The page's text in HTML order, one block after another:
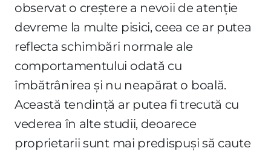
observat o creștere a nevoii de atenție
devreme la multe pisici, ceea ce ar putea
reflecta schimbări normale ale
comportamentului odată cu
îmbătrânirea și nu neapărat o boală.
Această tendință ar putea fi trecută cu
vederea în alte studii, deoarece
proprietarii sunt mai predispuși să caute